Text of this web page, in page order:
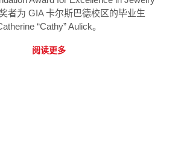
者为 GIA 卡尔斯巴德校区的毕业生
“Cathy” Aulick。
阅读更多